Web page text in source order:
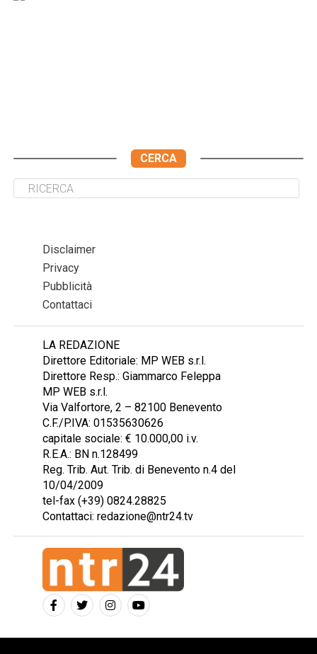
CERCA
Disclaimer
Privacy
Pubblicità
Contattaci
LA REDAZIONE
Direttore Editoriale: MP WEB s.r.l.
Direttore Resp.: Giammarco Feleppa
MP WEB s.r.l.
Via Valfortore, 2 – 82100 Benevento
C.F./P.IVA: 01535630626
capitale sociale: € 10.000,00 i.v.
R.E.A.: BN n.128499
Reg. Trib. Aut. Trib. di Benevento n.4 del
10/04/2009
tel-fax (+39) 0824.28825
Contattaci: redazione@ntr24.tv